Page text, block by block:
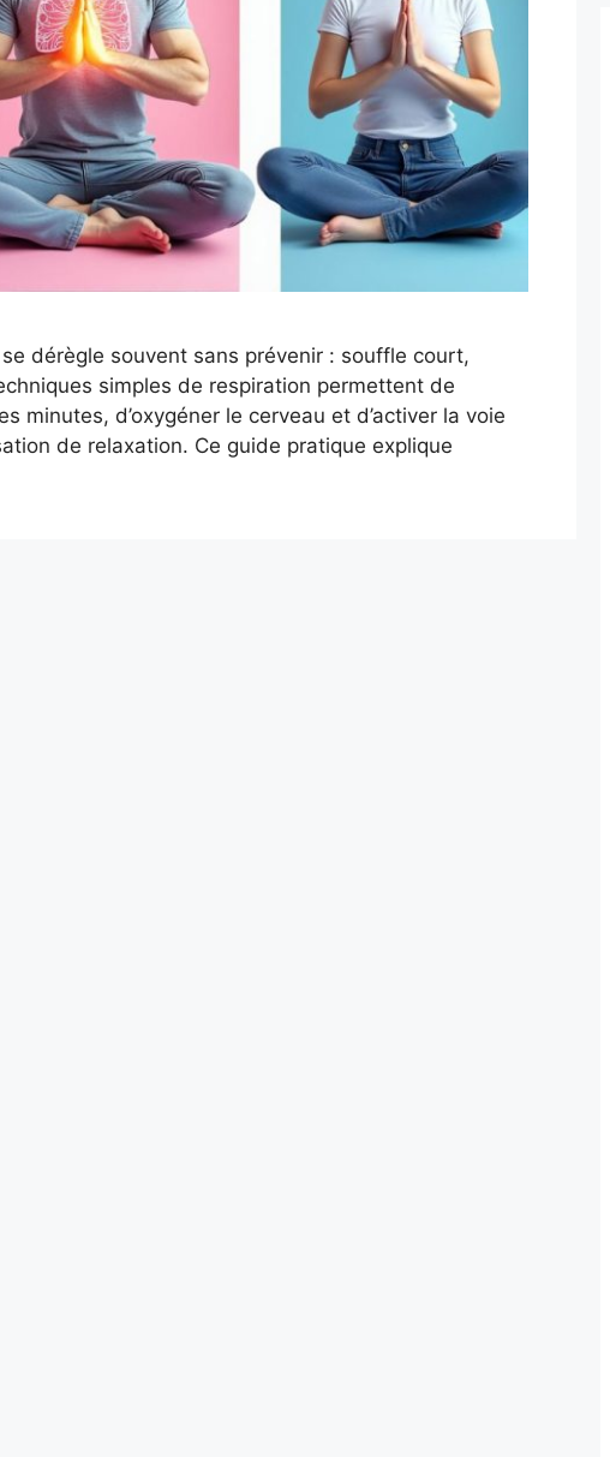
dérègle souvent sans prévenir : souffle court,
simples de respiration permettent de
minutes, d’oxygéner le cerveau et d’activer la voie
de relaxation. Ce guide pratique explique